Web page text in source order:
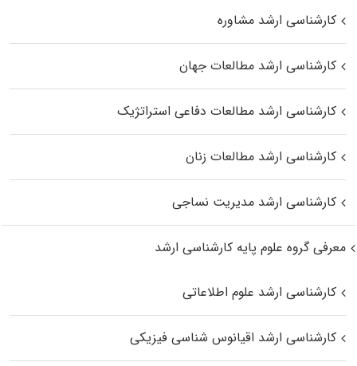
کارشناسی ارشد مشاوره
کارشناسی ارشد مطالعات جهان
کارشناسی ارشد مطالعات دفاعی استراتژیک
کارشناسی ارشد مطالعات زنان
کارشناسی ارشد مدیریت نساجی
معرفی گروه علوم پایه کارشناسی ارشد
کارشناسی ارشد علوم اطلاعاتی
کارشناسی ارشد اقیانوس‌ شناسی فیزیکی